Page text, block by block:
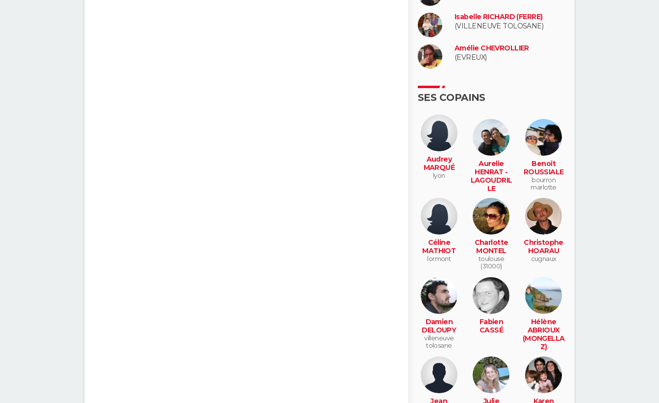
Isabelle RICHARD (FERRE)
(VILLENEUVE TOLOSANE)
Amélie CHEVROLLIER
(EVREUX)
SES COPAINS
Audrey
MARQUÉ
lyon
Aurelie
HENRAT -
LAGOUDRIL
LE
(HENRAT)
leguevin
Benoît
ROUSSIALE
bourron
marlotte
Céline
MATHIOT
lormont
Charlotte
MONTEL
toulouse
(31000)
Christophe
HOARAU
cugnaux
Damien
DELOUPY
villeneuve
tolosane
Fabien
CASSÉ
Hélène
ABRIOUX
(MONGELLA
Z)
Jean Julie Karen